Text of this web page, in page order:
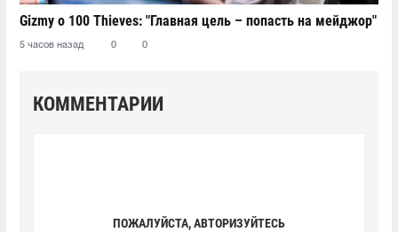
Gizmy о 100 Thieves: "Главная цель – попасть на мейджор"
5 часов назад 0 0
КОММЕНТАРИИ
ПОЖАЛУЙСТА, АВТОРИЗУЙТЕСЬ